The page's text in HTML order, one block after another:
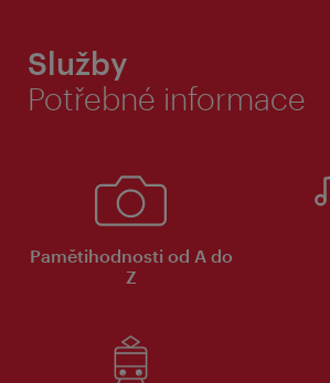
Služby
Potřebné informace
Pamětihodnosti od A do
Z